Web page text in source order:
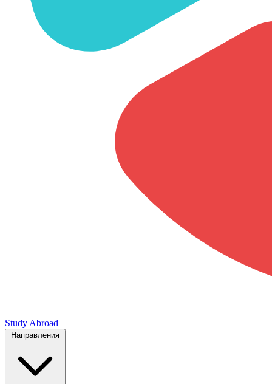
Study Abroad